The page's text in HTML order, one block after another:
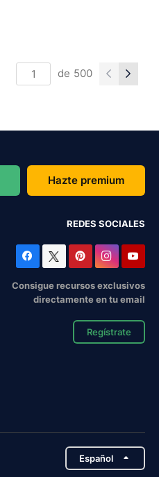
de 500
Hazte premium
REDES SOCIALES
Consigue recursos exclusivos
directamente en tu email
Regístrate
Español